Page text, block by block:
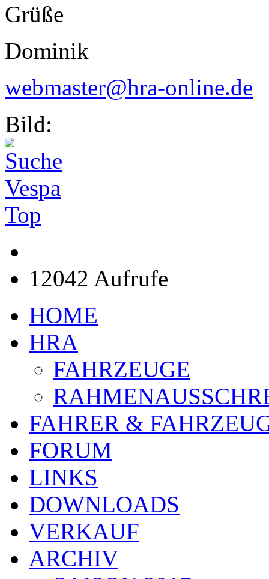
Grüße
Dominik
webmaster@hra-online.de
Bild:
Top
12042 Aufrufe
HOME
HRA
FAHRZEUGE
FAHRER &
FORUM
LINKS
DOWNLOADS
VERKAUF
ARCHIV